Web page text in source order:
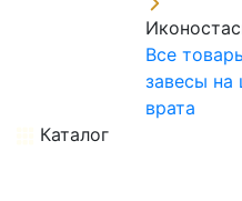
Все
завесы на
врата
Каталог